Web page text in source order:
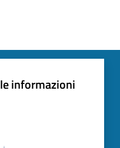
informazioni